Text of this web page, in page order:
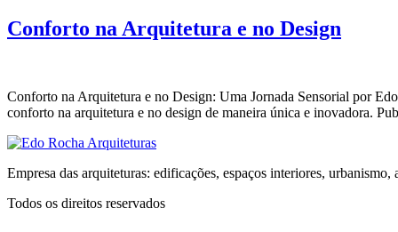
Conforto na Arquitetura e no Design
Conforto na Arquitetura e no Design: Uma Jornada Sensorial por
conforto na arquitetura e no design de maneira única e inovadora.
Empresa das arquiteturas: edificações, espaços interiores,
Todos os direitos reservados